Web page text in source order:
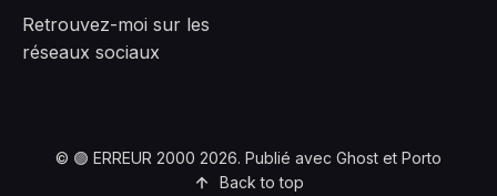
Retrouvez-moi sur les
réseaux sociaux
© 🟣 ERREUR 2000 2026. Publié avec Ghost et Porto
Back to top